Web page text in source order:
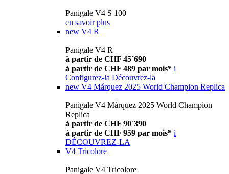
Panigale V4 S 100
en savoir plus
new V4 R
Panigale V4 R
à partir de CHF 45´690
à partir de CHF 489 par mois* i
Configurez-la Découvrez-la
new V4 Márquez 2025 World Champion Replica
Panigale V4 Márquez 2025 World Champion
Replica
à partir de CHF 90´390
à partir de CHF 959 par mois* i
DÉCOUVREZ-LA
V4 Tricolore
Panigale V4 Tricolore